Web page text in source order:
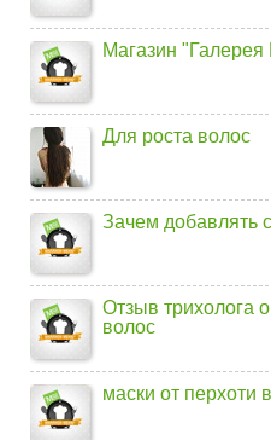
Магазин
Для роста волос
Зачем добавлять
Отзыв трихолога
волос
маски от перхоти